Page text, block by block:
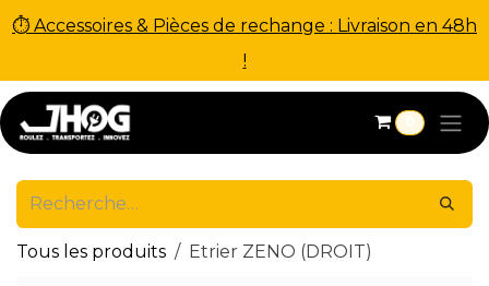
⏱ Accessoires & Pièces de rechange : Livraison en 48h
!
Se rendre au contenu
0
Tous les produits Etrier ZENO (DROIT)